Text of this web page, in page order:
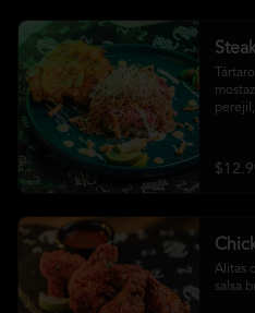
Alitas
salsa